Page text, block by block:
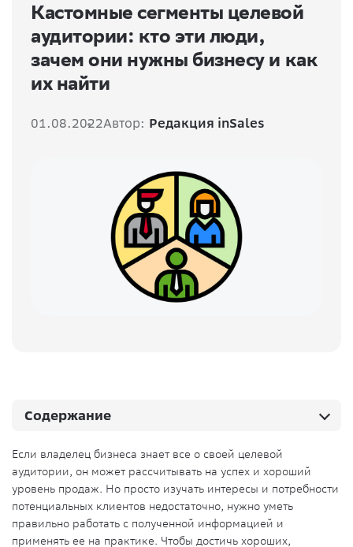
Кастомные сегменты целевой
аудитории: кто эти люди,
зачем они нужны бизнесу и как
их найти
01.08.2022Автор: Редакция inSales
Если владелец бизнеса знает все о своей целевой
аудитории, он может рассчитывать на успех и хороший
уровень продаж. Но просто изучать интересы и потребности
потенциальных клиентов недостаточно, нужно уметь
правильно работать с полученной информацией и
применять ее на практике. Чтобы достичь хороших,
Содержание